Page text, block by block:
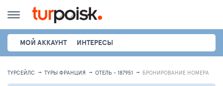
МОЙ АККАУНТ ИНТЕРЕСЫ
ТУРСЕЙЛС ТУРЫ ФРАНЦИЯ ОТЕЛЬ - 187951 БРОНИРОВАНИЕ НОМЕРА